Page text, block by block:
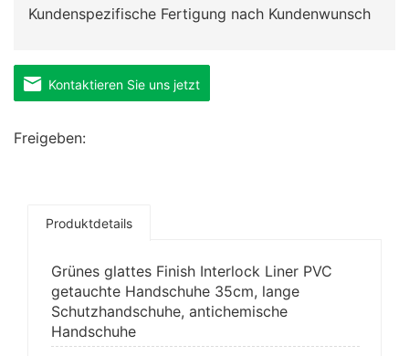
Kundenspezifische Fertigung nach Kundenwunsch
Kontaktieren Sie uns jetzt
Freigeben:
Produktdetails
Grünes glattes Finish Interlock Liner PVC
getauchte Handschuhe 35cm, lange
Schutzhandschuhe, antichemische
Handschuhe